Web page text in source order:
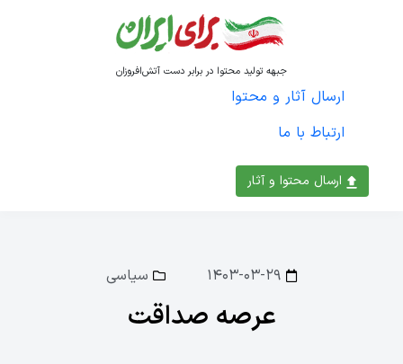
ارسال محتوا و آثار
جبهه تولید محتوا در برابر دست آتش‌افروزان
ارسال آثار و محتوا
ارتباط با ما
۱۴۰۳-۰۳-۲۹ سیاسی
عرصه صداقت